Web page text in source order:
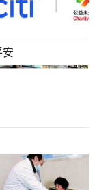
安